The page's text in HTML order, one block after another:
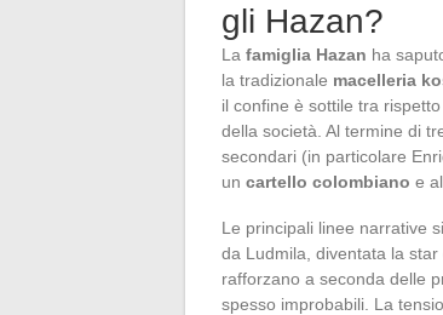
gli Hazan?
La famiglia Hazan ha
la tradizionale macelleria
il confine è sottile tra
della società. Al termine di
secondari (in particolare
un cartello colombiano e
Le principali linee narrative
da Ludmila, diventata la
rafforzano a seconda delle
spesso improbabili. La